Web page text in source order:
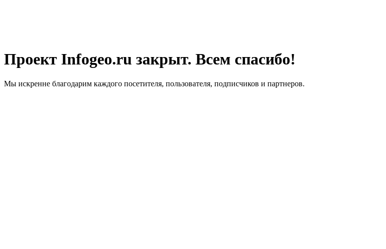
Проект Infogeo.ru закрыт. Всем спасибо!
Мы искренне благодарим каждого посетителя, пользователя, подписчиков и партнеров.